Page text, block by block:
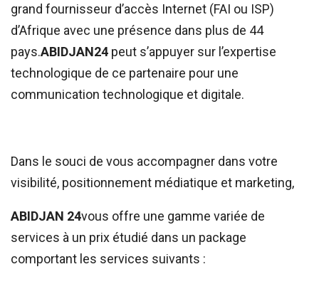
grand fournisseur d’accès Internet (FAI ou ISP)
d’Afrique avec une présence dans plus de 44
pays.ABIDJAN24 peut s’appuyer sur l’expertise
technologique de ce partenaire pour une
communication technologique et digitale.
Dans le souci de vous accompagner dans votre
visibilité, positionnement médiatique et marketing,
ABIDJAN 24vous offre une gamme variée de
services à un prix étudié dans un package
comportant les services suivants :